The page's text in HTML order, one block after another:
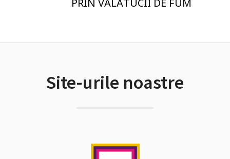
PRIN VĂLĂTUCII DE FUM
Site-urile noastre